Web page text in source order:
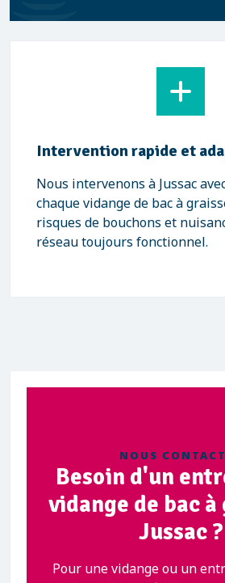
Intervention rapide et
Nous intervenons à Jussac
chaque vidange de bac à
risques de bouchons et
réseau toujours fonctionnel.
NOUS
Besoin d'un
vidange de bac à
Jussac ?
Pour une vidange ou un